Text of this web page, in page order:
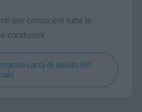
per conoscere tutte le
condizioni
carta di debito BP